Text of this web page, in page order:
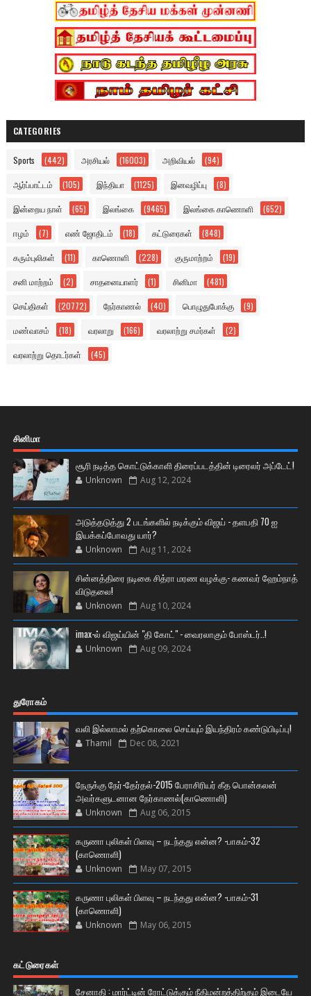
CATEGORIES
Sports (442) அரசியல் (16003) அறிவியல் (94)
ஆர்ப்பாட்டம் (105) இந்தியா (1125) இனவழிப்பு (8)
இன்றைய நாள் (65) இலங்கை (9465) இலங்கை காணொளி (652)
ஈழம் (7) எண் ஜோதிடம் (18) கட்டுரைகள் (848)
கரும்புலிகள் (11) காணொளி (228) குருமாற்றம் (19)
சனி மாற்றம் (2) சாதனையாளர் (1) சினிமா (481)
செய்திகள் (20772) நேர்காணல் (40) பொழுதுபோக்கு (9)
மண்வாசம் (18) வரலாறு (166) வரலாற்று சமர்கள் (2)
வரலாற்று தொடர்கள் (45)
சினிமா
சூரி நடித்த கொட்டுக்காளி திரைப்படத்தின் டிரைலர் அப்டேட்!
Unknown Aug 12, 2024
அடுத்தடுத்து 2 படங்களில் நடிக்கும் விஜய் - தளபதி 70 ஐ
இயக்கப்போவது யார்?
Unknown Aug 11, 2024
சின்னத்திரை நடிகை சித்ரா மரண வழக்கு- கணவர் ஹேம்நாத்
விடுதலை!
Unknown Aug 10, 2024
imax-ல் விஜய்யின் "தி கோட்" - வைரலாகும் போஸ்டர்..!
Unknown Aug 09, 2024
துரோகம்
வலி இல்லாமல் தற்கொலை செய்யும் இயந்திரம் கண்டுபிடிப்பு!
Thamil Dec 08, 2021
நேருக்கு நேர்-தேர்தல்-2015 பேராசிரியர் கீத பொன்கலன்
அவர்களுடனான நேர்காணல்(காணொளி)
Unknown Aug 06, 2015
கருணா புலிகள் பிளவு – நடந்தது என்ன? -பாகம்-32
(காணொளி)
Unknown May 07, 2015
கருணா புலிகள் பிளவு – நடந்தது என்ன? -பாகம்-31
(காணொளி)
Unknown May 06, 2015
கட்டுரைகள்
சேனாதி : மார்ட்டின் ரோட்டுக்கும் நீதிமன்றத்திற்கும் இடையே